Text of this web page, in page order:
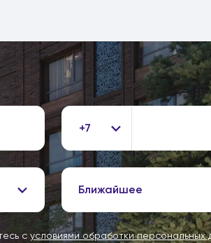
+7
Ближайшее
с условиями обработки персональных